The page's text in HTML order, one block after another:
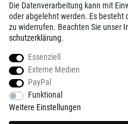
Die Datenverarbeitung kann mit
oder abgelehnt werden. Es besteht
zu widerrufen. Beachten Sie unser
schutz­erklärung.
Essenziell
Externe Medien
PayPal
Funktional
Weitere Einstellungen